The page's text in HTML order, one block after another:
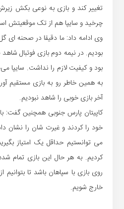
تغییر کند و بازی به نوعی بکش
چرخید و سایپا هم از تک موقعیتش
وی ادامه داد: ما دقیقا در صحنه ای
بودیم. در نیمه دوم بازی فوتبال
بود و کیفیت لازم را نداشت. سایپا
آخر بازی خوبی را شاهد نبودیم.
کاپیتان پارس جنوبی همچنین گفت:
خود را کردند و غیرت شان را نشان
می توانستیم حداقل یک امتیاز
کردیم. به هر حال این بازی تمام
خارج شویم.